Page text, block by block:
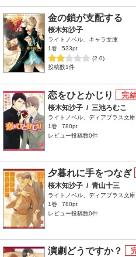
金の鎖が支配する
桜木知沙子
ライトノベル、キャラ文庫
1巻
533pt
(2.0)
投稿数1件
恋をひとかじり
桜木知沙子 / 三池ろむこ
ライトノベル、ディアプラス文庫
1巻
780pt
レビュー投稿数0件
夕暮れに手をつなぎ
桜木知沙子 / 青山十三
ライトノベル、ディアプラス文庫
1巻
780pt
レビュー投稿数0件
演劇どうですか？